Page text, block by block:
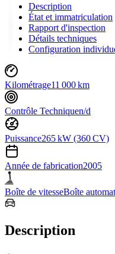
Description
État et immatriculation
Rapport d'inspection
Détails techniques
Configuration
Kilométrage11 000 km
Contrôle Techniquen/d
Puissance265 kW (360 CV)
Année de fabrication2005
Boîte de vitesseBoîte
Description